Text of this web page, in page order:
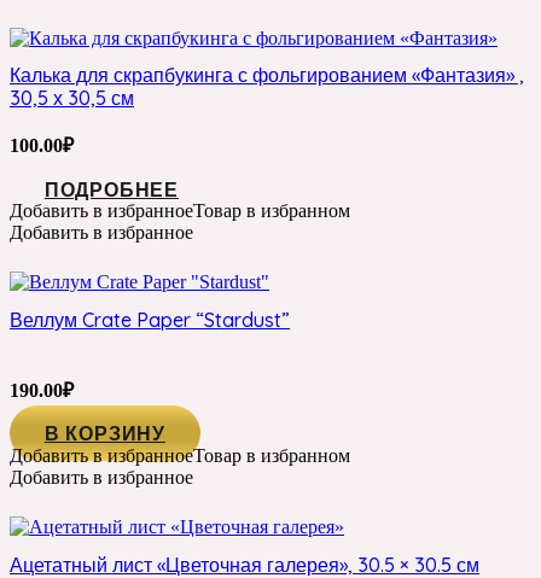
Калька для скрапбукинга с фольгированием «Фантазия» ,
30,5 х 30,5 см
100.00₽
ПОДРОБНЕЕ
Добавить в избранноеТовар в избранном
Добавить в избранное
Веллум Crate Paper “Stardust”
190.00₽
В КОРЗИНУ
Добавить в избранноеТовар в избранном
Добавить в избранное
Ацетатный лист «Цветочная галерея», 30.5 × 30.5 см